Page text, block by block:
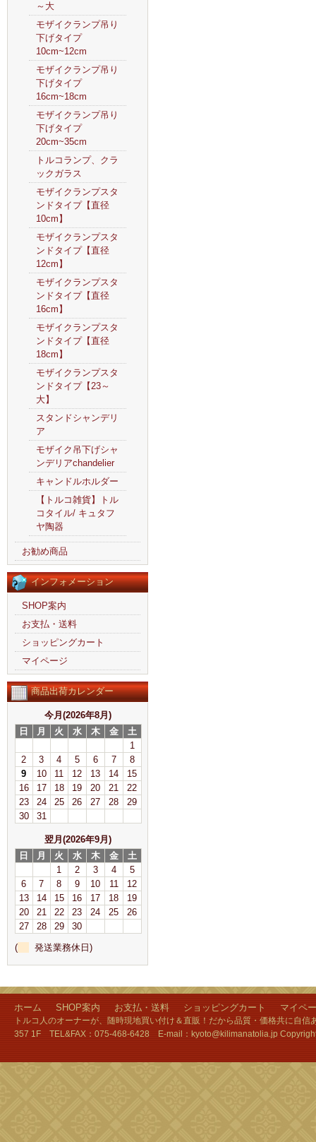
～大
モザイクランプ吊り
下げタイプ
10cm~12cm
モザイクランプ吊り
下げタイプ
16cm~18cm
モザイクランプ吊り
下げタイプ
20cm~35cm
トルコランプ、クラ
ックガラス
モザイクランプスタ
ンドタイプ【直径
10cm】
モザイクランプスタ
ンドタイプ【直径
12cm】
モザイクランプスタ
ンドタイプ【直径
16cm】
モザイクランプスタ
ンドタイプ【直径
18cm】
モザイクランプスタ
ンドタイプ【23～
大】
スタンドシャンデリ
ア
モザイク吊下げシャ
ンデリアchandelier
キャンドルホルダー
【トルコ雑貨】トル
コタイル/ キュタフ
ヤ陶器
お勧め商品
インフォメーション
SHOP案内
お支払・送料
ショッピングカート
マイページ
商品出荷カレンダー
今月(2026年8月)
日
月 火 水 木 金
土
1
2
3 4 5 6 7
8
9
10 11 12 13 14
15
16
17 18 19 20 21
22
23
24 25 26 27 28
29
30
31
翌月(2026年9月)
日
月 火 水 木 金
土
1
2 3 4
5
6
7 8 9 10 11
12
13
14 15 16 17 18
19
20
21 22 23 24 25
26
27
28 29
30
(
発送業務休日)
ホーム SHOP案内 お支払・送料 ショッピングカート マイペ
トルコ人のオーナーが、随時現地買い付け＆直販！だから品質・価格共に自
357 1F TEL&FAX：075-468-6428 E-mail：kyoto@kilimanatolia.jp